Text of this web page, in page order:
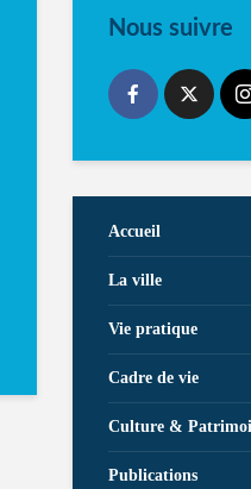
Nous suivre
Accueil
La ville
Vie pratique
Cadre de vie
Culture &
Publications